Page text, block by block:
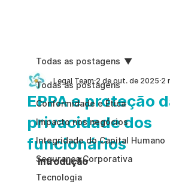
Todas as postagens
Conformidade e Ética
Impacto nos negócios
Integridade do Capital Humano
Segurança Corporativa
Tecnologia
Todas as postagens
EPPA e proteção
privacidade dos
funcionários
Legal Team 2 de out. de 2025 2
Introdução